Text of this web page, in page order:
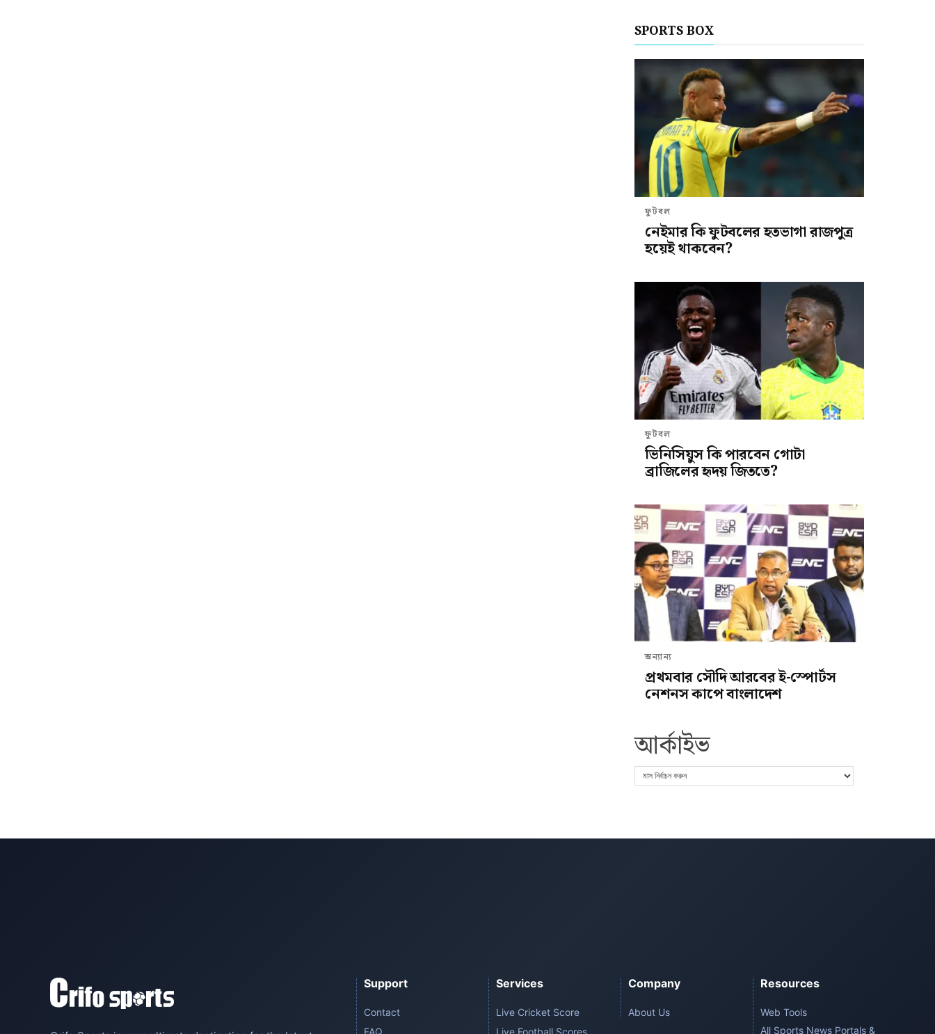
SPORTS BOX
ফুটবল
নেইমার কি ফুটবলের হতভাগা রাজপুত্র
হয়েই থাকবেন?
ফুটবল
ভিনিসিয়ুস কি পারবেন গোটা
ব্রাজিলের হৃদয় জিততে?
অন্যান্য
প্রথমবার সৌদি আরবের ই-স্পোর্টস
নেশনস কাপে বাংলাদেশ
আর্কাইভ
Support
Contact
FAQ
Services
Live Cricket Score
Live Football Scores
Company
About Us
Resources
Web Tools
All Sports News Portals &